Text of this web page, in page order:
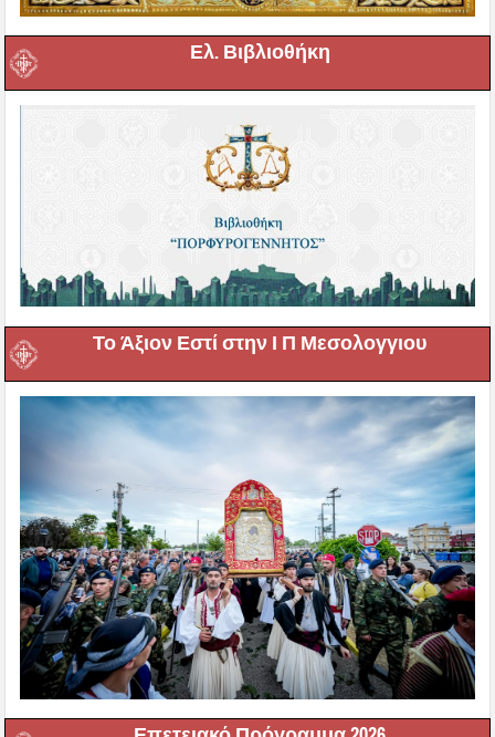
Ελ. Βιβλιοθήκη
Το Άξιον Εστί στην Ι Π Μεσολογγιου